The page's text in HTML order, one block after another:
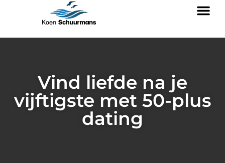
Vind liefde na je
vijftigste met 50-plus
dating